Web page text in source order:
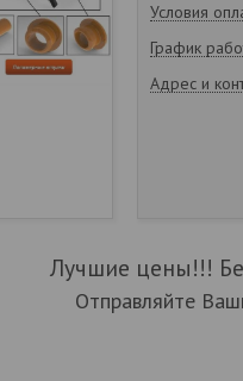
Условия
График
Адрес и
Лучшие цены!!!
Отправляйте